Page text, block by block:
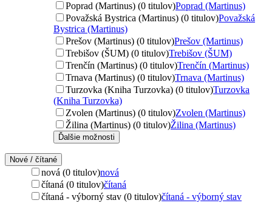
Poprad (Martinus) (0 titulov)Poprad (Martinus)
Považská Bystrica (Martinus) (0 titulov)Považská
Bystrica (Martinus)
Prešov (Martinus) (0 titulov)Prešov (Martinus)
Trebišov (ŠUM) (0 titulov)Trebišov (ŠUM)
Trenčín (Martinus) (0 titulov)Trenčín (Martinus)
Trnava (Martinus) (0 titulov)Trnava (Martinus)
Turzovka (Kniha Turzovka) (0 titulov)Turzovka
(Kniha Turzovka)
Zvolen (Martinus) (0 titulov)Zvolen (Martinus)
Žilina (Martinus) (0 titulov)Žilina (Martinus)
Ďalšie možnosti
Nové / čítané
nová (0 titulov)nová
čítaná (0 titulov)čítaná
čítaná - výborný stav (0 titulov)čítaná - výborný stav